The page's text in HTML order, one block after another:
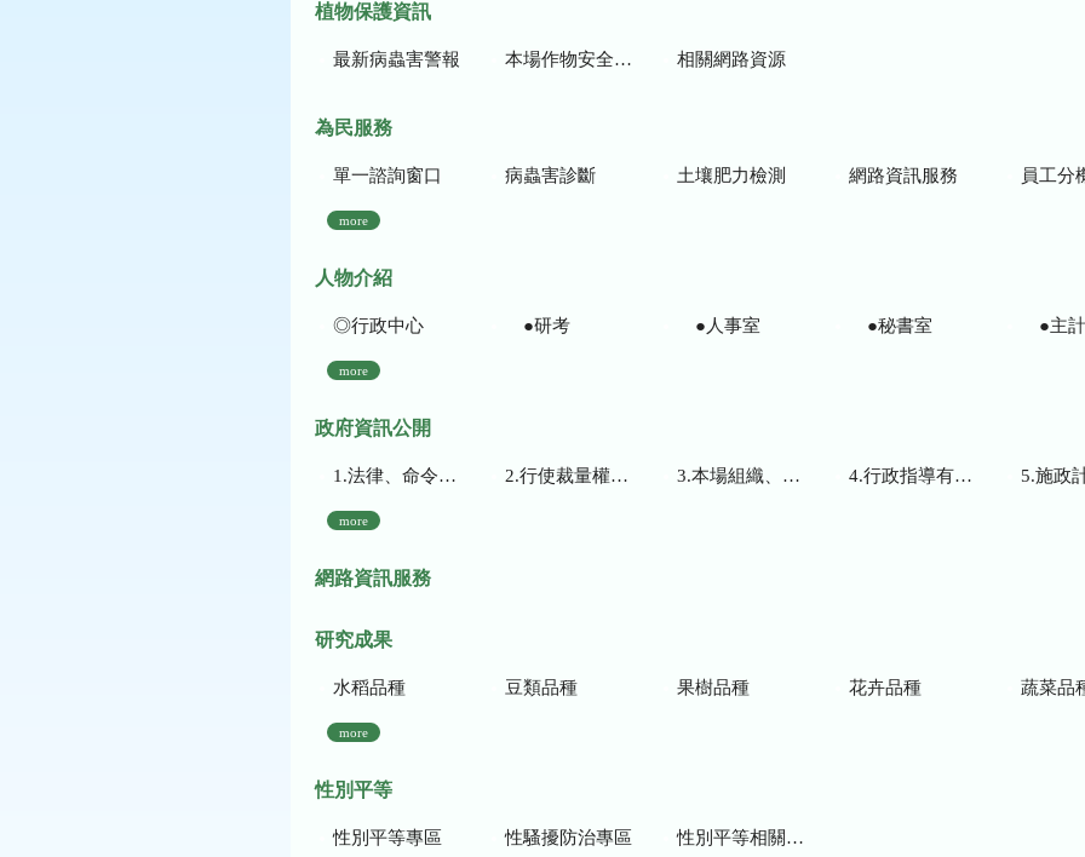
植物保護資訊
最新病蟲害警報 本場作物安全用藥資訊 相關網路資源
為民服務
單一諮詢窗口 病蟲害診斷 土壤肥力檢測 網路資訊服務 員工分
more
人物介紹
◎行政中心 ●研考 ●人事室 ●秘書室 ●主
more
政府資訊公開
1.法律、命令、法規命令 2.行使裁量權而訂頒之解釋性規定及裁量基準 3.本場組織、職掌及聯絡資訊 4.行政指導有關文書 5.施政計畫、業務
more
網路資訊服務
研究成果
水稻品種 豆類品種 果樹品種 花卉品種 蔬菜品
more
性別平等
性別平等專區 性騷擾防治專區 性別平等相關網站